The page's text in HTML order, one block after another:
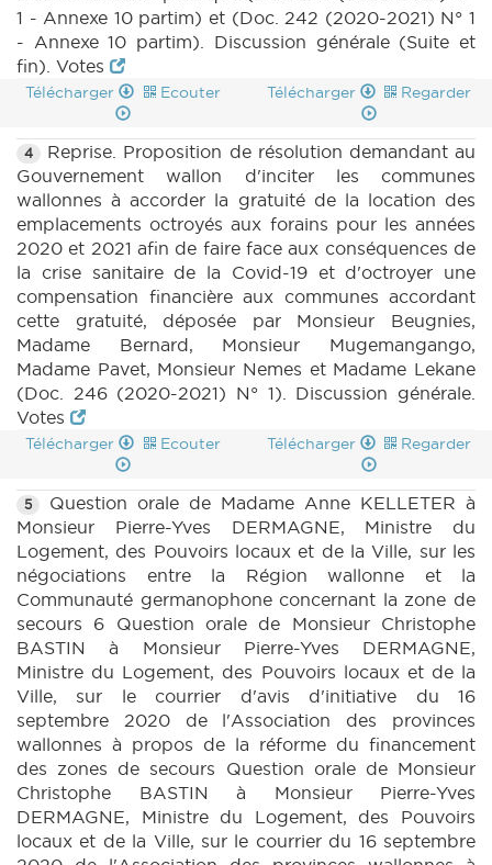
1 - Annexe 10 partim) et (Doc. 242 (2020-2021) N° 1
- Annexe 10 partim). Discussion générale (Suite et
fin). Votes
Télécharger Ecouter Télécharger Regarder
4
Reprise. Proposition de résolution demandant au
Gouvernement wallon d'inciter les communes
wallonnes à accorder la gratuité de la location des
emplacements octroyés aux forains pour les années
2020 et 2021 afin de faire face aux conséquences de
la crise sanitaire de la Covid-19 et d'octroyer une
compensation financière aux communes accordant
cette gratuité, déposée par Monsieur Beugnies,
Madame Bernard, Monsieur Mugemangango,
Madame Pavet, Monsieur Nemes et Madame Lekane
(Doc. 246 (2020-2021) N° 1). Discussion générale.
Votes
Télécharger Ecouter Télécharger Regarder
5
Question orale de Madame Anne KELLETER à
Monsieur Pierre-Yves DERMAGNE, Ministre du
Logement, des Pouvoirs locaux et de la Ville, sur les
négociations entre la Région wallonne et la
Communauté germanophone concernant la zone de
secours 6 Question orale de Monsieur Christophe
BASTIN à Monsieur Pierre-Yves DERMAGNE,
Ministre du Logement, des Pouvoirs locaux et de la
Ville, sur le courrier d'avis d'initiative du 16
septembre 2020 de l'Association des provinces
wallonnes à propos de la réforme du financement
des zones de secours Question orale de Monsieur
Christophe BASTIN à Monsieur Pierre-Yves
DERMAGNE, Ministre du Logement, des Pouvoirs
locaux et de la Ville, sur le courrier du 16 septembre